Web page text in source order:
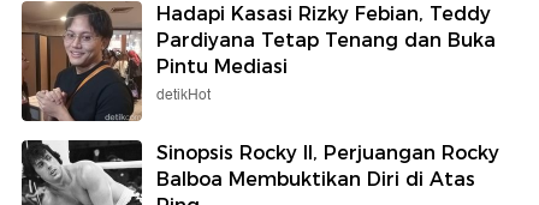
Hadapi Kasasi Rizky Febian, Teddy
Pardiyana Tetap Tenang dan Buka
Pintu Mediasi
detikHot
Sinopsis Rocky II, Perjuangan Rocky
Balboa Membuktikan Diri di Atas